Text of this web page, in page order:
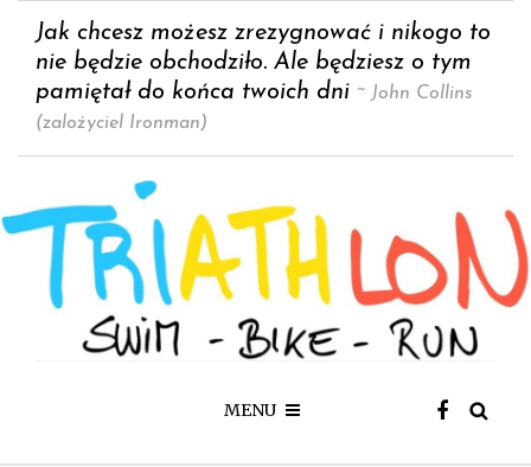
Jak chcesz możesz zrezygnować i nikogo to
nie będzie obchodziło. Ale będziesz o tym
pamiętał do końca twoich dni ~ John Collins
(zalożyciel Ironman)
MENU